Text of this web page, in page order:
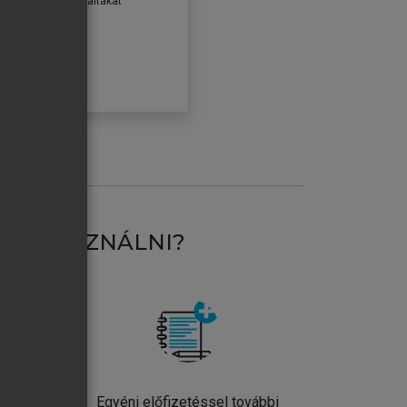
HASZNÁLNI?
Egyéni előfizetéssel további